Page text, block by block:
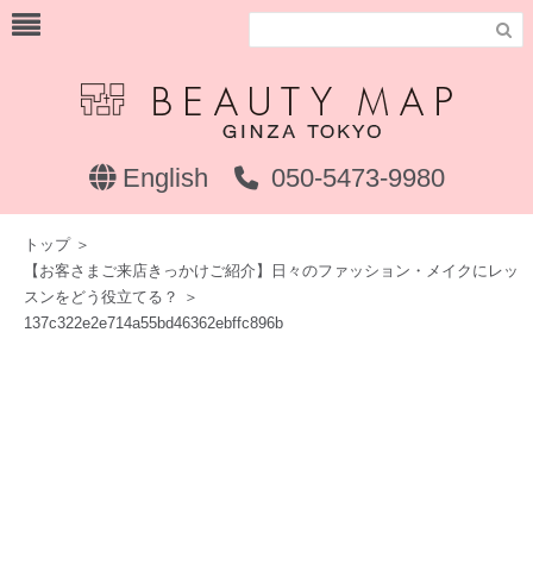

English 050-5473-9980
トップ＞
【お客さまご来店きっかけご紹介】日々のファッション・メイクにレッ
スンをどう役立てる？
＞
137c322e2e714a55bd46362ebffc896b